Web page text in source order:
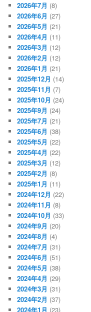
2026年7月 (8)
2026年6月 (27)
2026年5月 (21)
2026年4月 (11)
2026年3月 (12)
2026年2月 (12)
2026年1月 (21)
2025年12月 (14)
2025年11月 (7)
2025年10月 (24)
2025年9月 (24)
2025年7月 (21)
2025年6月 (38)
2025年5月 (22)
2025年4月 (22)
2025年3月 (12)
2025年2月 (8)
2025年1月 (11)
2024年12月 (22)
2024年11月 (8)
2024年10月 (33)
2024年9月 (20)
2024年8月 (4)
2024年7月 (31)
2024年6月 (51)
2024年5月 (38)
2024年4月 (29)
2024年3月 (31)
2024年2月 (37)
2024年1月 (23)